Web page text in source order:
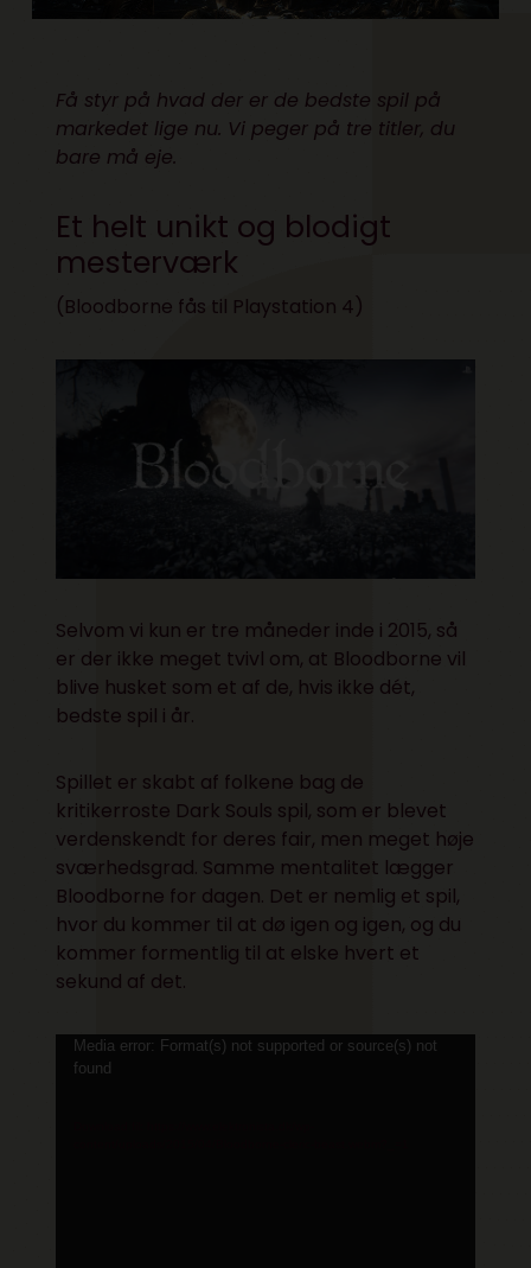
Få styr på hvad der er de bedste spil på
markedet lige nu. Vi peger på tre titler, du
bare må eje.
Et helt unikt og blodigt
mesterværk
(Bloodborne fås til Playstation 4)
Selvom vi kun er tre måneder inde i 2015, så
er der ikke meget tvivl om, at Bloodborne vil
blive husket som et af de, hvis ikke dét,
bedste spil i år.
Spillet er skabt af folkene bag de
kritikerroste Dark Souls spil, som er blevet
verdenskendt for deres fair, men meget høje
sværhedsgrad. Samme mentalitet lægger
Bloodborne for dagen. Det er nemlig et spil,
hvor du kommer til at dø igen og igen, og du
kommer formentlig til at elske hvert et
sekund af det.
Videoafspiller
Media error: Format(s) not supported or source(s) not
found